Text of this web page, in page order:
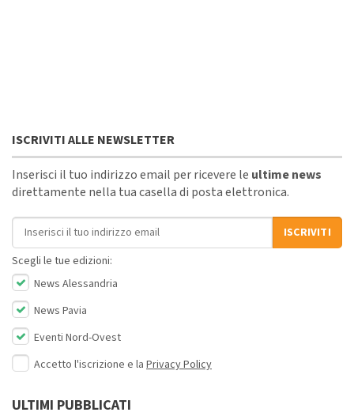
ISCRIVITI ALLE NEWSLETTER
Inserisci il tuo indirizzo email per ricevere le ultime news
direttamente nella tua casella di posta elettronica.
Indirizzo email
ISCRIVITI
Scegli le tue edizioni:
News Alessandria
News Pavia
Eventi Nord-Ovest
Accetto l'iscrizione e la Privacy Policy
ULTIMI PUBBLICATI